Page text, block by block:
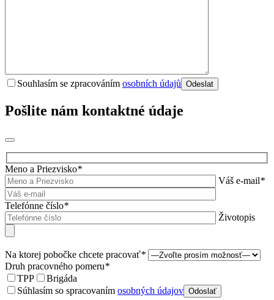
Souhlasím se zpracováním osobních údajů
Pošlite nám kontaktné údaje
Meno a Priezvisko*
Váš e-mail*
Telefónne číslo*
Životopis
Na ktorej pobočke chcete pracovať*
Druh pracovného pomeru*
TPP
Brigáda
Súhlasím so spracovaním osobných údajov